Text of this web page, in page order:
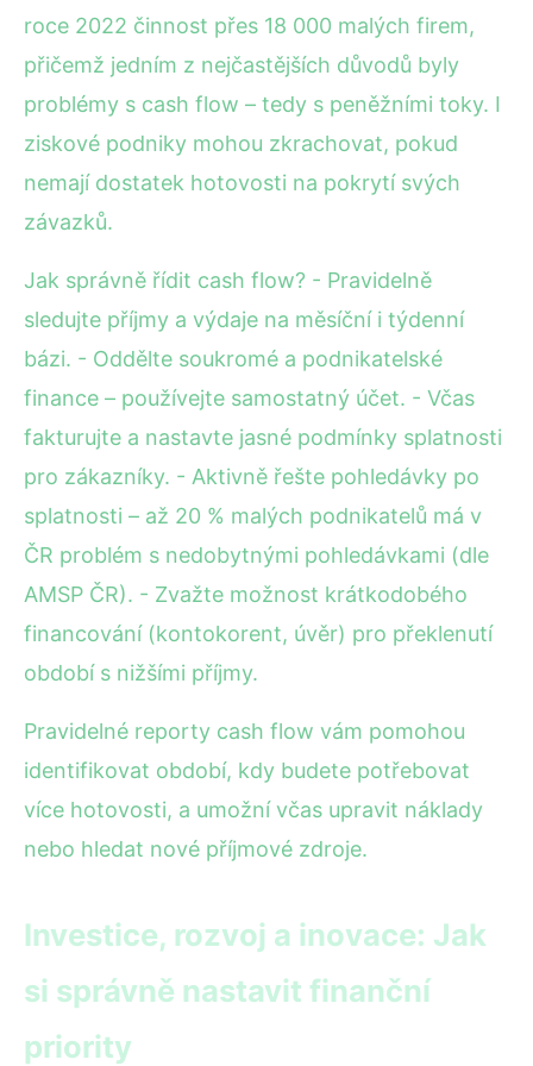
roce 2022 činnost přes 18 000 malých firem,
přičemž jedním z nejčastějších důvodů byly
problémy s cash flow – tedy s peněžními toky. I
ziskové podniky mohou zkrachovat, pokud
nemají dostatek hotovosti na pokrytí svých
závazků.
Jak správně řídit cash flow? - Pravidelně
sledujte příjmy a výdaje na měsíční i týdenní
bázi. - Oddělte soukromé a podnikatelské
finance – používejte samostatný účet. - Včas
fakturujte a nastavte jasné podmínky splatnosti
pro zákazníky. - Aktivně řešte pohledávky po
splatnosti – až 20 % malých podnikatelů má v
ČR problém s nedobytnými pohledávkami (dle
AMSP ČR). - Zvažte možnost krátkodobého
financování (kontokorent, úvěr) pro překlenutí
období s nižšími příjmy.
Pravidelné reporty cash flow vám pomohou
identifikovat období, kdy budete potřebovat
více hotovosti, a umožní včas upravit náklady
nebo hledat nové příjmové zdroje.
Investice, rozvoj a inovace: Jak
si správně nastavit finanční
priority